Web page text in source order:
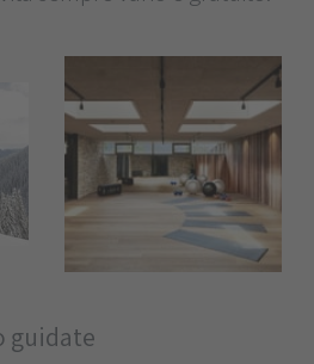
guidate